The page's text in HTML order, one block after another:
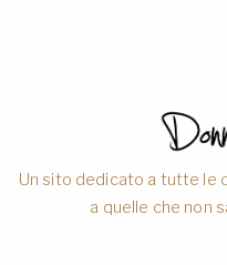
Un sito dedicato a tutte le
a quelle che non